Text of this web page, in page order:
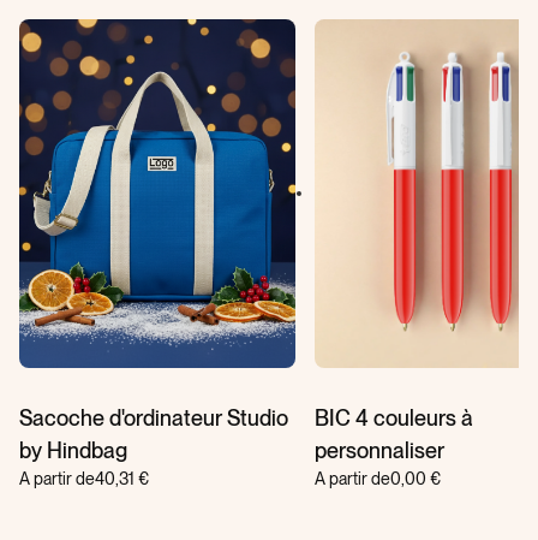
Sacoche d'ordinateur Studio
by Hindbag
A partir de40,31 €
BIC 4 couleurs à
personnaliser
A partir de0,00 €